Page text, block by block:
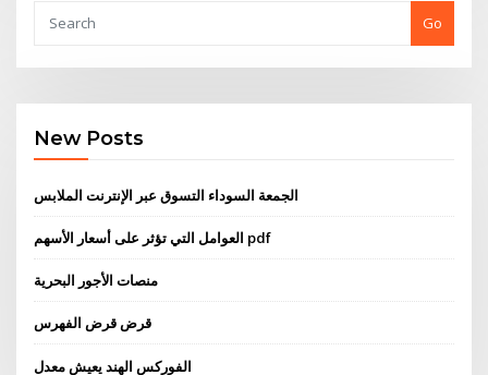
Go
New Posts
الجمعة السوداء التسوق عبر الإنترنت الملابس
العوامل التي تؤثر على أسعار الأسهم pdf
منصات الأجور البحرية
قرض قرض الفهرس
الفوركس الهند يعيش معدل